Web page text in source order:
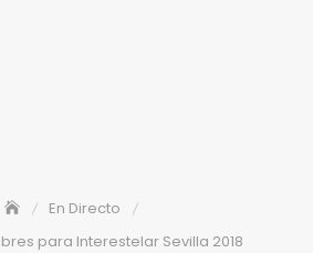
En Directo
para Interestelar Sevilla 2018